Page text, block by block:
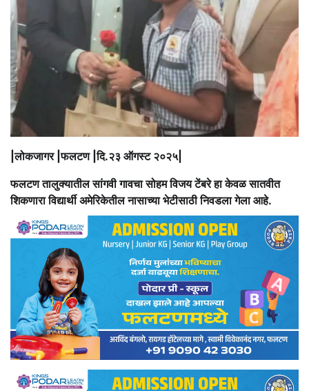
|लोकजागर |फलटण |दि.२३ ऑगस्ट २०२५|
फलटण तालुक्यातील सांगवी गावचा सोहम विजय टेंबरे हा केवळ सातवीत
शिकणारा विद्यार्थी अमेरिकेतील नासाच्या भेटीसाठी निवडला गेला आहे.